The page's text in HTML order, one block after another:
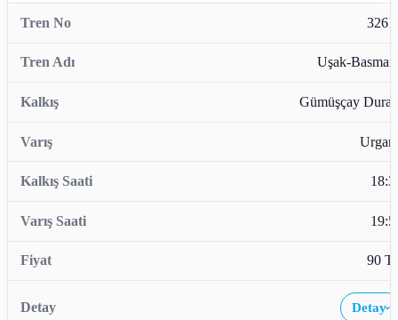
Uşak-
Gümüşçay
90
Detay›